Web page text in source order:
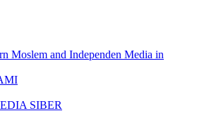
Moslem and Independen Media in
SIBER